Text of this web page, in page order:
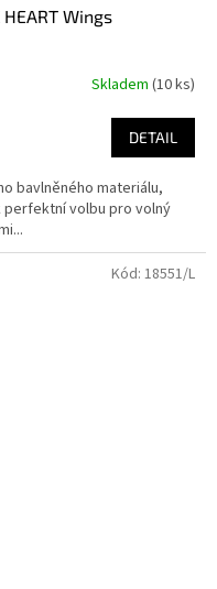
Wings
Skladem (10 ks)
DETAIL
bavlněného materiálu,
perfektní volbu pro volný
Kód: 18551/L